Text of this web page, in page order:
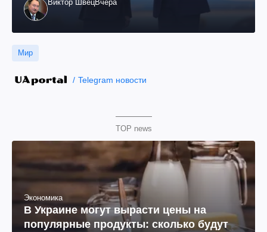
Виктор ШвецВчера
Мир
Telegram новости
TOP news
Экономика
В Украине могут вырасти цены на
популярные продукты: сколько будут